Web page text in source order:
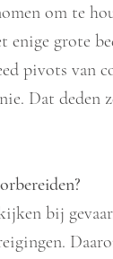
om te
enige grote
pivots van
Dat deden
bij